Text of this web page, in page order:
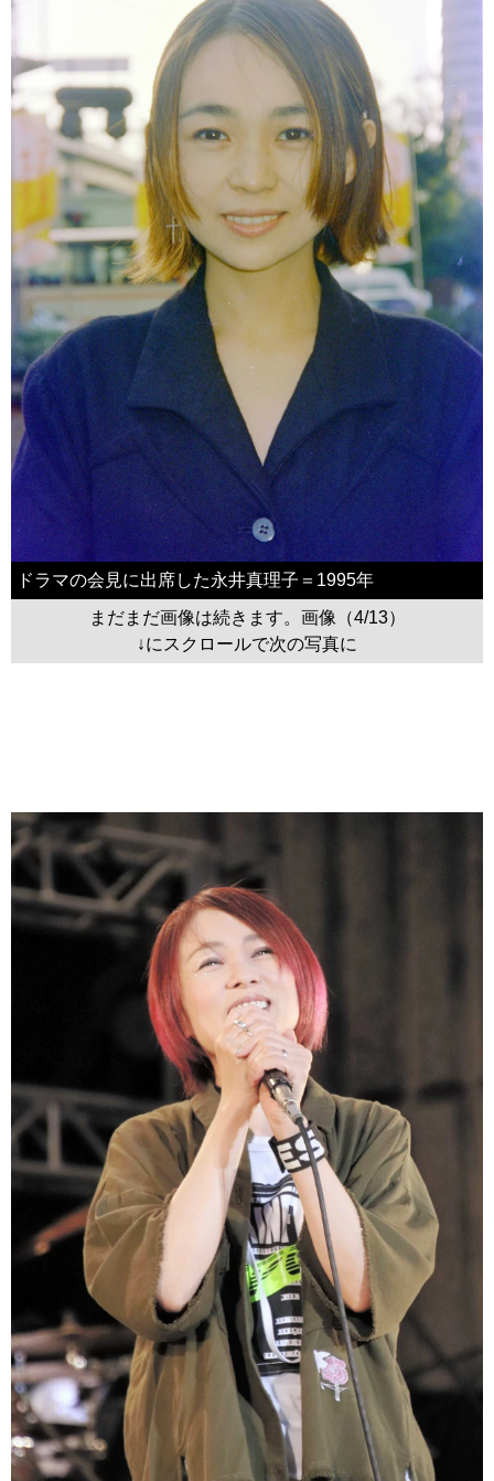
ドラマの会見に出席した永井真理子＝1995年
まだまだ画像は続きます。画像（4/13）
↓にスクロールで次の写真に